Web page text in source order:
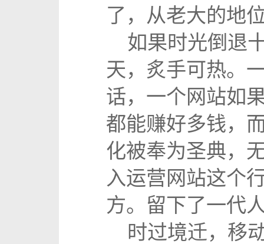
了，从老大的地
如果时光倒退
天，炙手可热。
话，一个网站如
都能赚好多钱，
化被奉为圣典，
入运营网站这个
方。留下了一代
时过境迁，移